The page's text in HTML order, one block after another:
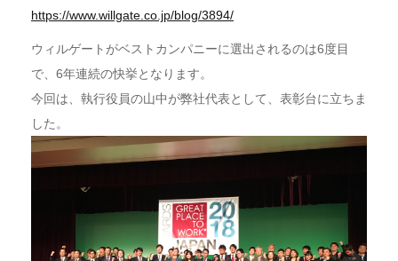
https://www.willgate.co.jp/blog/3894/
ウィルゲートがベストカンパニーに選出されるのは6度目
で、6年連続の快挙となります。
今回は、執行役員の山中が弊社代表として、表彰台に立ちま
した。